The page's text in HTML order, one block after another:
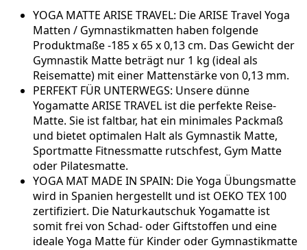
YOGA MATTE ARISE TRAVEL: Die ARISE Travel Yoga
Matten / Gymnastikmatten haben folgende
Produktmaße -185 x 65 x 0,13 cm. Das Gewicht der
Gymnastik Matte beträgt nur 1 kg (ideal als
Reisematte) mit einer Mattenstärke von 0,13 mm.
PERFEKT FÜR UNTERWEGS: Unsere dünne
Yogamatte ARISE TRAVEL ist die perfekte Reise-
Matte. Sie ist faltbar, hat ein minimales Packmaß
und bietet optimalen Halt als Gymnastik Matte,
Sportmatte Fitnessmatte rutschfest, Gym Matte
oder Pilatesmatte.
YOGA MAT MADE IN SPAIN: Die Yoga Übungsmatte
wird in Spanien hergestellt und ist OEKO TEX 100
zertifiziert. Die Naturkautschuk Yogamatte ist
somit frei von Schad- oder Giftstoffen und eine
ideale Yoga Matte für Kinder oder Gymnastikmatte